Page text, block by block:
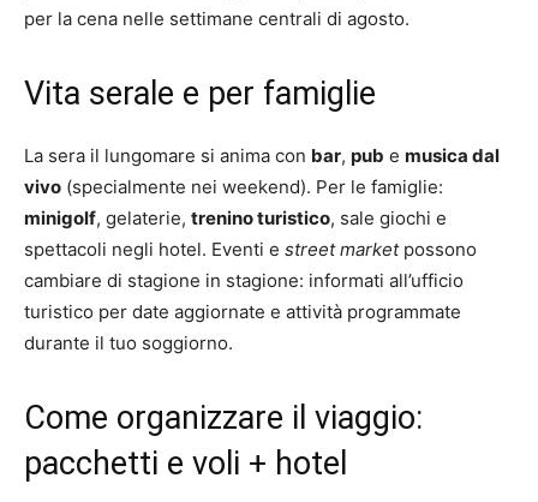
per la cena nelle settimane centrali di agosto.
Vita serale e per famiglie
La sera il lungomare si anima con bar, pub e musica dal
vivo (specialmente nei weekend). Per le famiglie:
minigolf, gelaterie, trenino turistico, sale giochi e
spettacoli negli hotel. Eventi e street marketpossono
cambiare di stagione in stagione: informati all’ufficio
turistico per date aggiornate e attività programmate
durante il tuo soggiorno.
Come organizzare il viaggio:
pacchetti e voli + hotel